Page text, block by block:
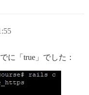
に「true」でした：